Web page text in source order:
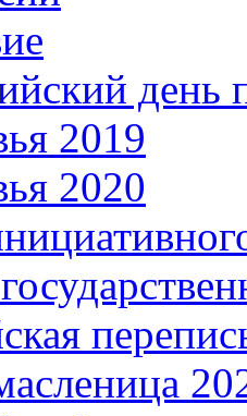
день
2019
2020